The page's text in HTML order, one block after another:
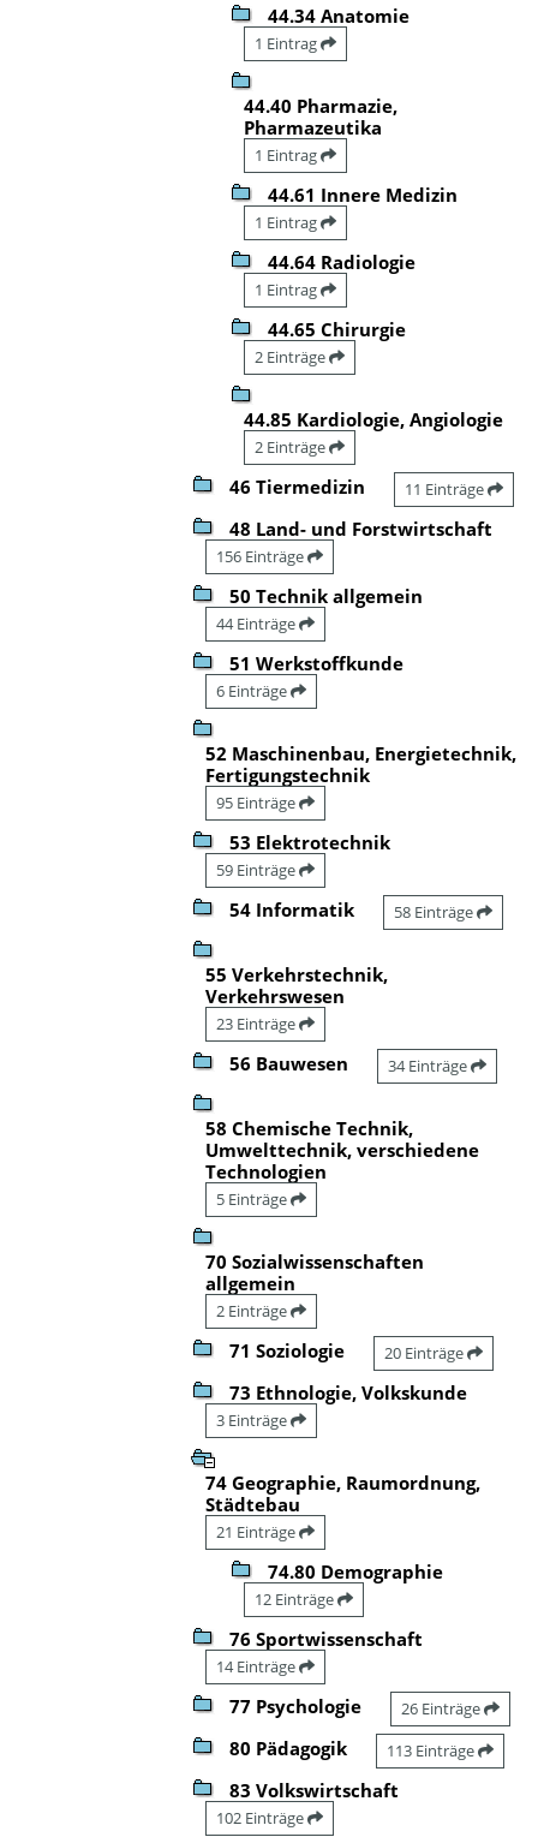
44.34 Anatomie
1 Eintrag
44.40 Pharmazie,
Pharmazeutika
1 Eintrag
44.61 Innere Medizin
1 Eintrag
44.64 Radiologie
1 Eintrag
44.65 Chirurgie
2 Einträge
44.85 Kardiologie, Angiologie
2 Einträge
46 Tiermedizin 11 Einträge
48 Land- und Forstwirtschaft
156 Einträge
50 Technik allgemein
44 Einträge
51 Werkstoffkunde
6 Einträge
52 Maschinenbau, Energietechnik,
Fertigungstechnik
95 Einträge
53 Elektrotechnik
59 Einträge
54 Informatik 58 Einträge
55 Verkehrstechnik,
Verkehrswesen
23 Einträge
56 Bauwesen 34 Einträge
58 Chemische Technik,
Umwelttechnik, verschiedene
Technologien
5 Einträge
70 Sozialwissenschaften
allgemein
2 Einträge
71 Soziologie 20 Einträge
73 Ethnologie, Volkskunde
3 Einträge
74 Geographie, Raumordnung,
Städtebau
21 Einträge
74.80 Demographie
12 Einträge
76 Sportwissenschaft
14 Einträge
77 Psychologie 26 Einträge
80 Pädagogik 113 Einträge
83 Volkswirtschaft
102 Einträge